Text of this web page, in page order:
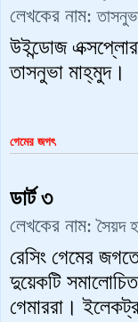
লেখকের নাম:
উইন্ডোজ
তাসনুভা মাহ্‌মুদ।
গেমের জগৎ
ডার্ট ৩
লেখকের নাম:সৈয়দ
রেসিং গেমের
দুয়েকটি
গেমাররা।